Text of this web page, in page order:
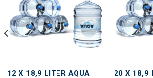
Toevoegen
aan
wenslijst
12 X 18,9 LITER AQUA
20 X 18,9